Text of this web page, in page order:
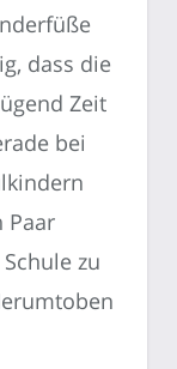
dass die
Zeit
bei
Paar
zu